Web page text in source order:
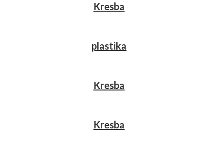
Kresba
plastika
Kresba
Kresba